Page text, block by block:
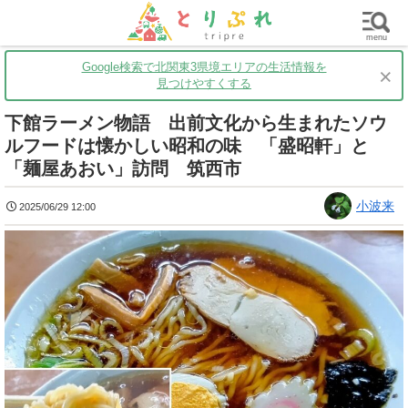
茨城 グルメ 買い物 子育て
Google検索で北関東3県境エリアの生活情報を
見つけやすくする
×
下館ラーメン物語 出前文化から生まれたソウ
ルフードは懐かしい昭和の味 「盛昭軒」と
「麺屋あおい」訪問 筑西市
2025/06/29 12:00 小波来
menu